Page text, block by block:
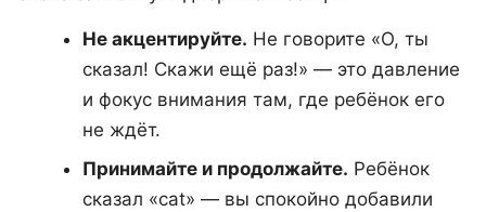
Не акцентируйте. Не говорите «О, ты
сказал! Скажи ещё раз!» — это давление
и фокус внимания там, где ребёнок его
не ждёт.
Принимайте и продолжайте. Ребёнок
сказал «cat» — вы спокойно добавили